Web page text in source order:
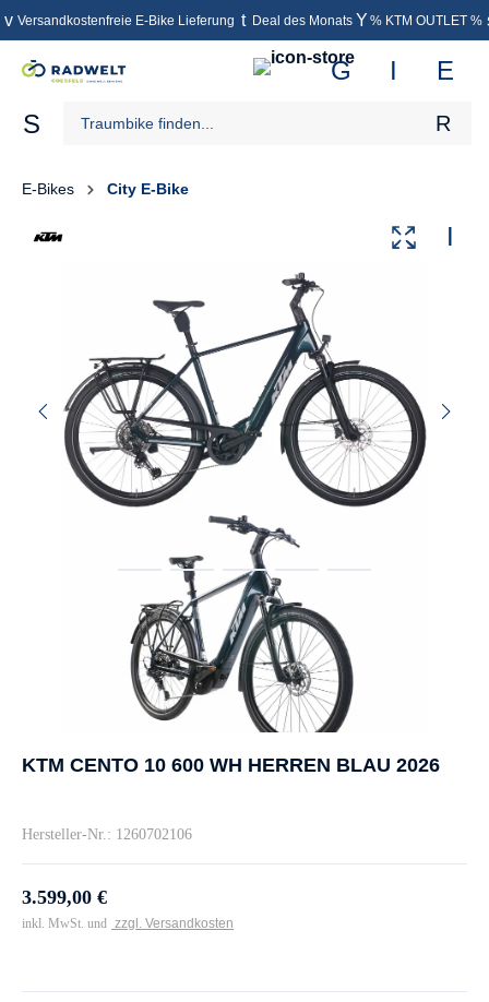
springen
Versandkostenfreie E-Bike Lieferung Deal des Monats % KTM OUTLET %
E-Bikes City E-Bike
KTM CENTO 10 600 WH HERREN BLAU 2026
Hersteller-Nr.: 1260702106
3.599,00 €
inkl. MwSt. und zzgl. Versandkosten